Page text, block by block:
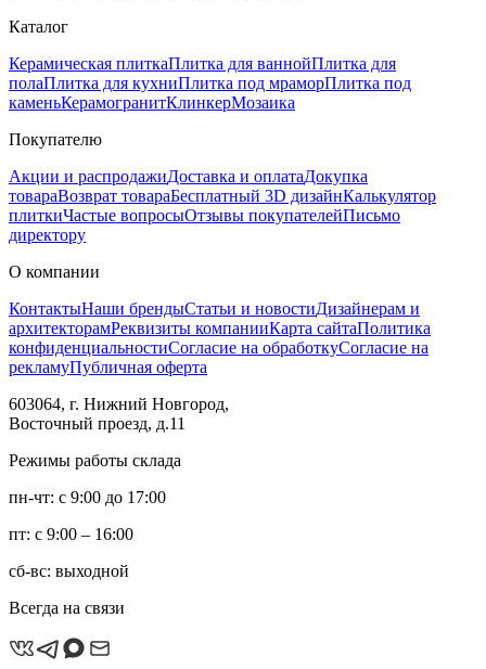
Каталог
Керамическая плиткаПлитка для ваннойПлитка для
полаПлитка для кухниПлитка под мраморПлитка под
каменьКерамогранитКлинкерМозаика
Покупателю
Акции и распродажиДоставка и оплатаДокупка
товараВозврат товараБесплатный 3D дизайнКалькулятор
плиткиЧастые вопросыОтзывы покупателейПисьмо
директору
О компании
КонтактыНаши брендыСтатьи и новостиДизайнерам и
архитекторамРеквизиты компанииКарта сайтаПолитика
конфиденциальностиСогласие на обработкуСогласие на
рекламуПубличная оферта
603064, г. Нижний Новгород,
Восточный проезд, д.11
Режимы работы склада
пн-чт: с 9:00 до 17:00
пт: с 9:00 – 16:00
сб-вс: выходной
Всегда на связи